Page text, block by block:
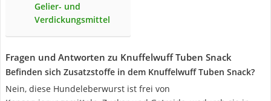
Gelier- und
Verdickungsmittel
Fragen und Antworten zu Knuffelwuff Tuben Snack
Befinden sich Zusatzstoffe in dem Knuffelwuff Tuben Snack?
Nein, diese Hundeleberwurst ist frei von